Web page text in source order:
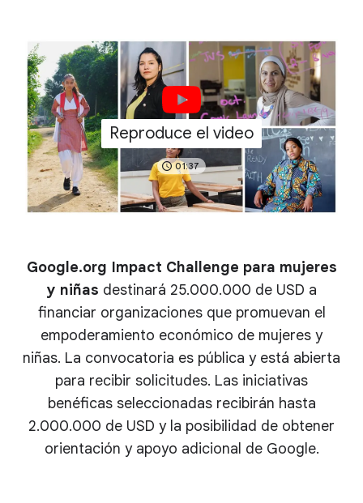
Reproduce el video
01:37
Google.org Impact Challenge para mujeres
y niñas destinará 25.000.000 de USD a
financiar organizaciones que promuevan el
empoderamiento económico de mujeres y
niñas. La convocatoria es pública y está abierta
para recibir solicitudes. Las iniciativas
benéficas seleccionadas recibirán hasta
2.000.000 de USD y la posibilidad de obtener
orientación y apoyo adicional de Google.